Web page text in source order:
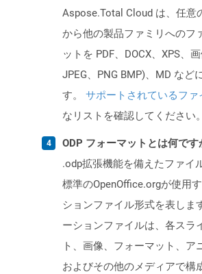
Aspose.Total Cloud は、任意
から他の製品ファミリへのフ
ットを PDF、DOCX、XPS、画
JPEG、PNG BMP)、MD など
す。 サポートされているファ
なリストを確認してください。
ODP フォーマットとは何です
.odp拡張機能を備えたファイ
標準のOpenOffice.orgが使用
ションファイル形式を表しま
ーションファイルは、各スラ
ト、画像、フォーマット、ア
およびその他のメディアで構